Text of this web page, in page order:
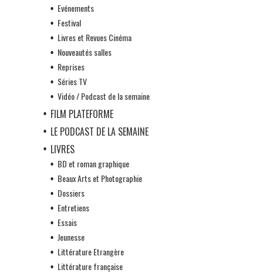
Evénements
Festival
Livres et Revues Cinéma
Nouveautés salles
Reprises
Séries TV
Vidéo / Podcast de la semaine
FILM PLATEFORME
LE PODCAST DE LA SEMAINE
LIVRES
BD et roman graphique
Beaux Arts et Photographie
Dossiers
Entretiens
Essais
Jeunesse
Littérature Etrangère
Littérature française